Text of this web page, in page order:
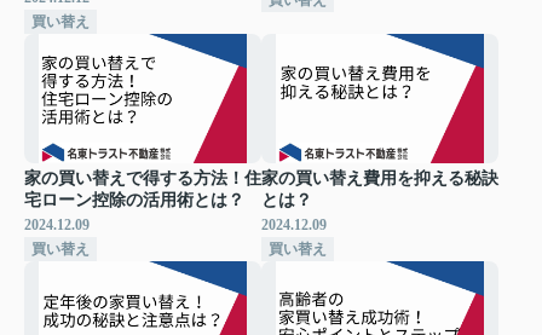
買い替え
家の買い替えで得する方法！住
宅ローン控除の活用術とは？
2024.12.09
買い替え
家の買い替え費用を抑える秘訣
とは？
2024.12.09
買い替え